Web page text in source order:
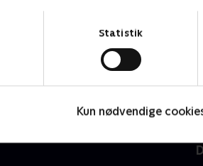
Statistik
Kun nødvendige